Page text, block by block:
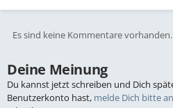
Es sind keine Kommentare vorhanden.
Deine Meinung
Du kannst jetzt schreiben und Dich
Benutzerkonto hast, melde Dich bitte an